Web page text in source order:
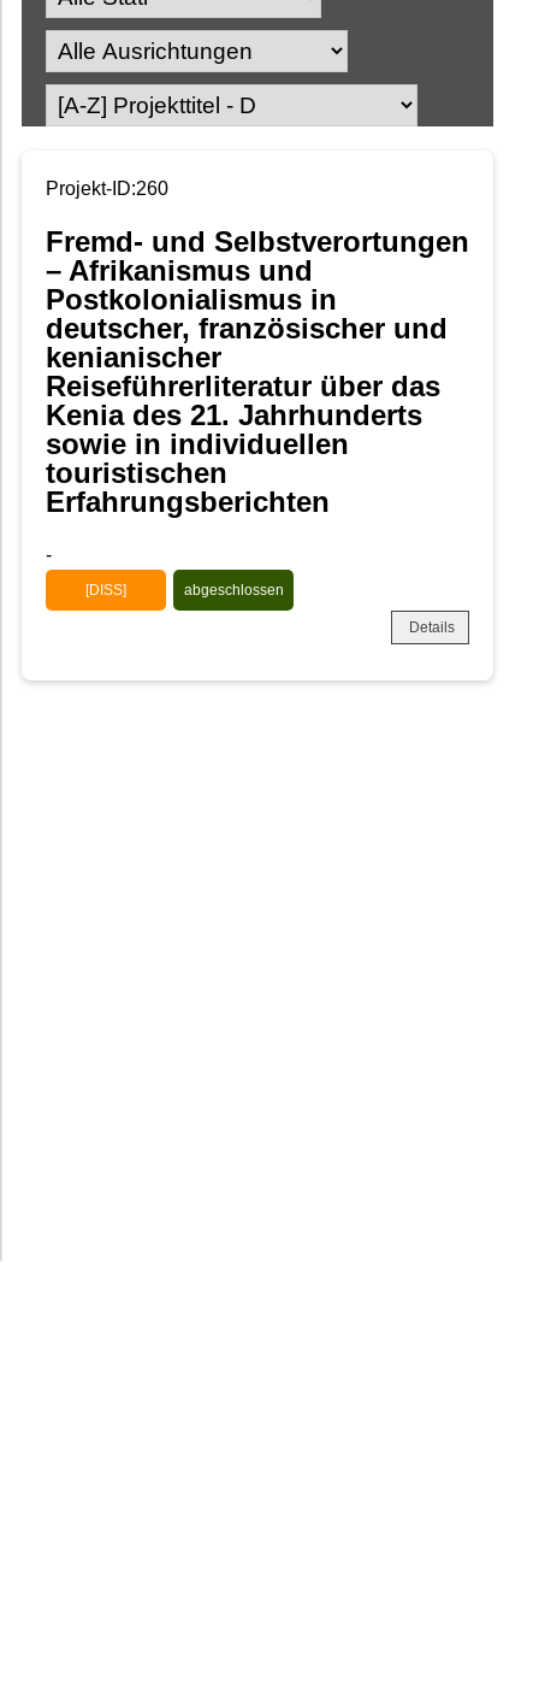
Projekt-ID:260
Fremd- und Selbstverortungen
– Afrikanismus und
Postkolonialismus in
deutscher, französischer und
kenianischer
Reiseführerliteratur über das
Kenia des 21. Jahrhunderts
sowie in individuellen
touristischen
Erfahrungsberichten
-
[DISS] abgeschlossen
Details